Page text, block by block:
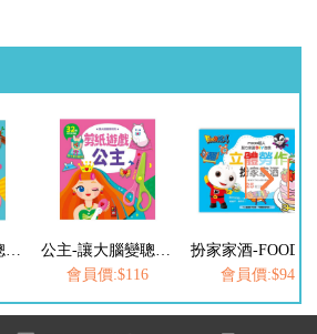
動物-讓大腦變聰明的剪紙遊戲
公主-讓大腦變聰明的剪紙遊戲
會員價:$116
會員價:$94